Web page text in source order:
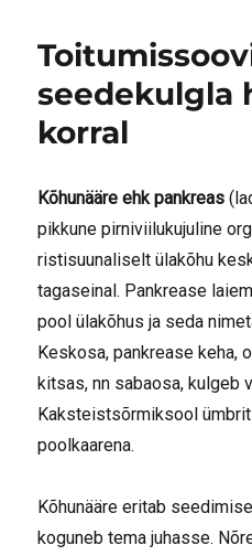
seedekulgla
korral
Kõhunääre ehk pankreas
pikkune pirniviilukujuline
ristisuunaliselt ülakõhu
tagaseinal. Pankrease
pool ülakõhus ja seda
Keskosa, pankrease keha,
kitsas, nn sabaosa, kulgeb
Kaksteistsõrmiksool
poolkaarena.
Kõhunääre eritab
koguneb tema juhasse.